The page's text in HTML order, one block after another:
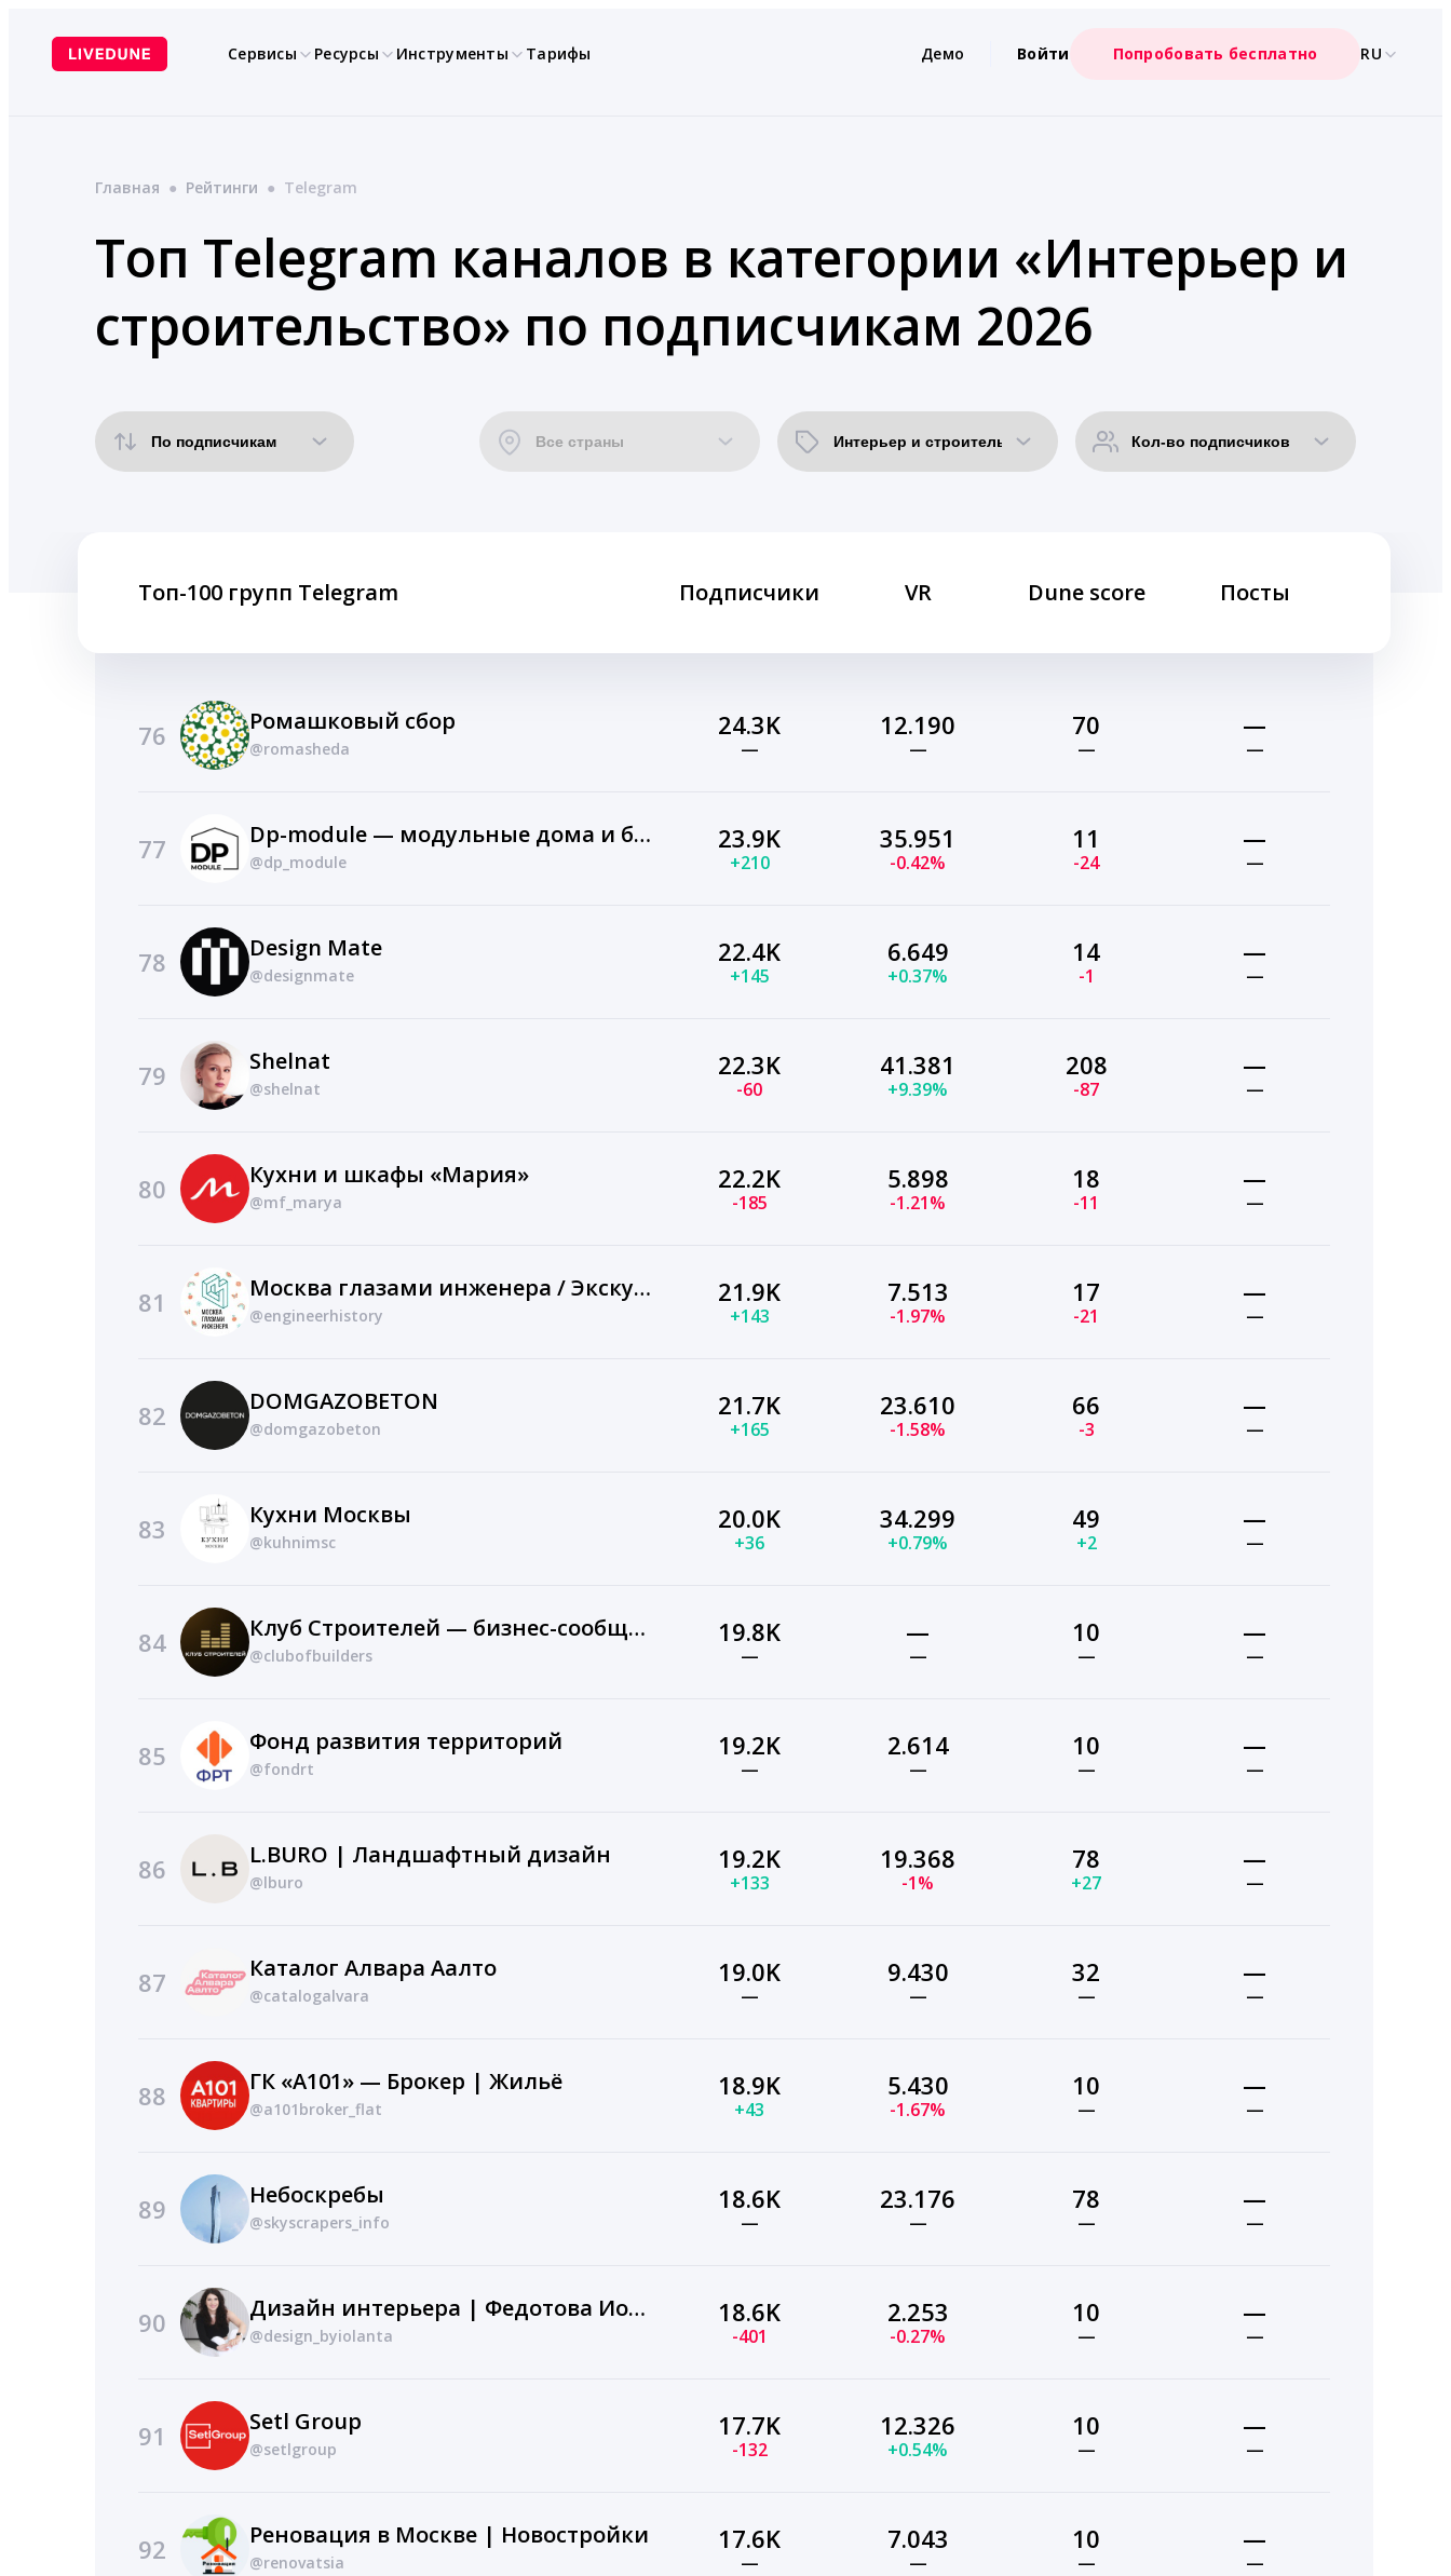
содержимому
Сервисы Ресурсы Инструменты Тарифы Демо Войти Попробовать бесплатно RU
Главная ● Рейтинги ● Telegram
Топ Telegram каналов в категории «Интерьер и
строительство» по подписчикам 2026
Топ-100 групп Telegram Подписчики VR Dune score Посты
76 Ромашковый сбор
@romasheda
24.3K
—
12.190
—
70
—
—
—
77 Dp-module — модульные дома и бани
@dp_module
23.9K
+210
35.951
-0.42%
11
-24
—
—
78 Design Mate
@designmate
22.4K
+145
6.649
+0.37%
14
-1
—
—
79 Shelnat
@shelnat
22.3K
-60
41.381
+9.39%
208
-87
—
—
80 Кухни и шкафы «Мария»
@mf_marya
22.2K
-185
5.898
-1.21%
18
-11
—
—
81 Москва глазами инженера / Экскурсии в Москве
@engineerhistory
21.9K
+143
7.513
-1.97%
17
-21
—
—
82 DOMGAZOBETON
@domgazobeton
21.7K
+165
23.610
-1.58%
66
-3
—
—
83 Кухни Москвы
@kuhnimsc
20.0K
+36
34.299
+0.79%
49
+2
—
—
84 Клуб Строителей — бизнес-сообщество
@clubofbuilders
19.8K
—
—
—
10
—
—
—
85 Фонд развития территорий
@fondrt
19.2K
—
2.614
—
10
—
—
—
86 L.BURO | Ландшафтный дизайн
@lburo
19.2K
+133
19.368
-1%
78
+27
—
—
87 Каталог Алвара Аалто
@catalogalvara
19.0K
—
9.430
—
32
—
—
—
88 ГК «А101» — Брокер | Жильё
@a101broker_flat
18.9K
+43
5.430
-1.67%
10
—
—
—
89 Небоскребы
@skyscrapers_info
18.6K
—
23.176
—
78
—
—
—
90 Дизайн интерьера | Федотова Иоланта
@design_byiolanta
18.6K
-401
2.253
-0.27%
10
—
—
—
91 Setl Group
@setlgroup
17.7K
-132
12.326
+0.54%
10
—
—
—
92 Реновация в Москве | Новостройки
@renovatsia
17.6K
—
7.043
—
10
—
—
—